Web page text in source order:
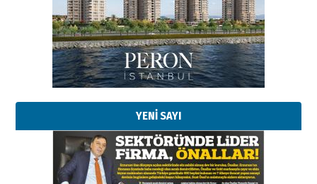
YENİ SAYI